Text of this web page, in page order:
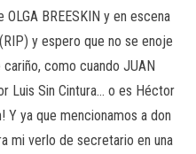
BREESKIN y en escena
y espero que no se enoje
como cuando JUAN
Luis Sin Cintura… o es Héctor
Y ya que mencionamos a don
mi verlo de secretario en una